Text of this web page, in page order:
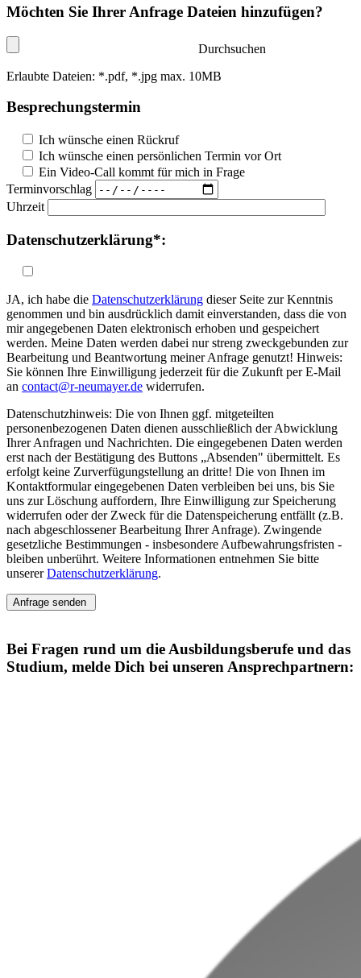
Möchten Sie Ihrer Anfrage Dateien hinzufügen?
Durchsuchen
Erlaubte Dateien: *.pdf, *.jpg max. 10MB
Besprechungstermin
Ich wünsche einen Rückruf
Ich wünsche einen persönlichen Termin vor Ort
Ein Video-Call kommt für mich in Frage
Terminvorschlag
Uhrzeit
Datenschutzerklärung*:
JA, ich habe die Datenschutzerklärung dieser Seite zur Kenntnis
genommen und bin ausdrücklich damit einverstanden, dass die von
mir angegebenen Daten elektronisch erhoben und gespeichert
werden. Meine Daten werden dabei nur streng zweckgebunden zur
Bearbeitung und Beantwortung meiner Anfrage genutzt! Hinweis:
Sie können Ihre Einwilligung jederzeit für die Zukunft per E-Mail
an contact@r-neumayer.de widerrufen.
Datenschutzhinweis: Die von Ihnen ggf. mitgeteilten
personenbezogenen Daten dienen ausschließlich der Abwicklung
Ihrer Anfragen und Nachrichten. Die eingegebenen Daten werden
erst nach der Bestätigung des Buttons „Absenden" übermittelt. Es
erfolgt keine Zurverfügungstellung an dritte! Die von Ihnen im
Kontaktformular eingegebenen Daten verbleiben bei uns, bis Sie
uns zur Löschung auffordern, Ihre Einwilligung zur Speicherung
widerrufen oder der Zweck für die Datenspeicherung entfällt (z.B.
nach abgeschlossener Bearbeitung Ihrer Anfrage). Zwingende
gesetzliche Bestimmungen - insbesondere Aufbewahrungsfristen -
bleiben unberührt. Weitere Informationen entnehmen Sie bitte
unsererDatenschutzerklärung.
Anfrage senden
Bei Fragen rund um die Ausbildungsberufe und das
Studium, melde Dich bei unseren Ansprechpartnern: